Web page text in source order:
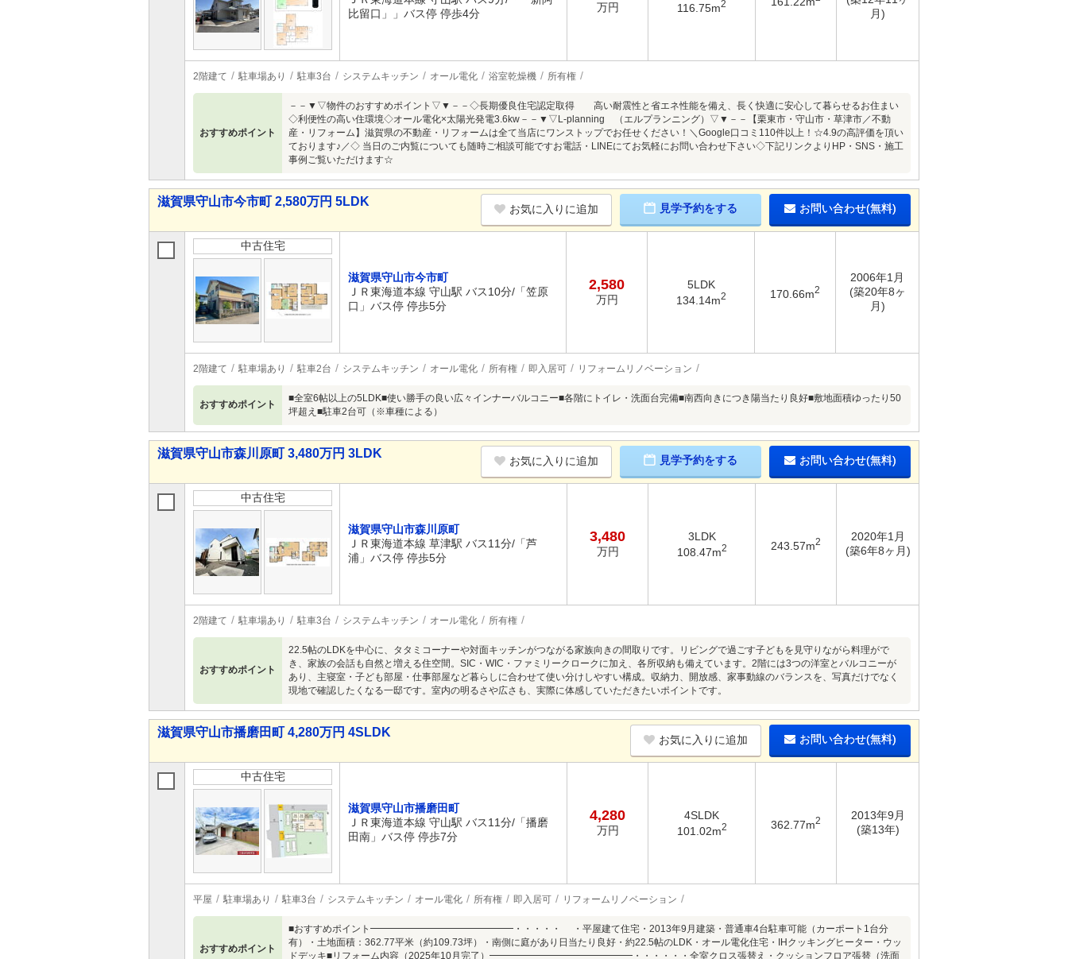
比留口」」バス停 停歩4分
万円
116.75m2
月)
2階建て 駐車場あり 駐車3台 システムキッチン オール電化 浴室乾燥機 所有権
おすすめポイント
－－▼▽物件のおすすめポイント▽▼－－◇長期優良住宅認定取得 高い耐震性と省エネ性能を備え、長く快適に安心して暮らせるお住まい
◇利便性の高い住環境◇オール電化×太陽光発電3.6kw－－▼▽L-planning （エルプランニング）▽▼－－【栗東市・守山市・草津市／不動
産・リフォーム】滋賀県の不動産・リフォームは全て当店にワンストップでお任せください！＼Google口コミ110件以上！☆4.9の高評価を頂い
ております♪／◇ 当日のご内覧についても随時ご相談可能ですお電話・LINEにてお気軽にお問い合わせ下さい◇下記リンクよりHP・SNS・施工
事例ご覧いただけます☆
滋賀県守山市今市町 2,580万円 5LDK
お気に入りに追加 見学予約をする お問い合わせ(無料)
中古住宅
滋賀県守山市今市町
ＪＲ東海道本線 守山駅 バス10分/「笠原
口」バス停 停歩5分
2,580
万円
5LDK
134.14m2 170.66m2
2006年1月
(築20年8ヶ
月)
2階建て 駐車場あり 駐車2台 システムキッチン オール電化 所有権 即入居可 リフォームリノベーション
おすすめポイント
■全室6帖以上の5LDK■使い勝手の良い広々インナーバルコニー■各階にトイレ・洗面台完備■南西向きにつき陽当たり良好■敷地面積ゆったり50
坪超え■駐車2台可（※車種による）
滋賀県守山市森川原町 3,480万円 3LDK
お気に入りに追加 見学予約をする お問い合わせ(無料)
中古住宅
滋賀県守山市森川原町
ＪＲ東海道本線 草津駅 バス11分/「芦
浦」バス停 停歩5分
3,480
万円
3LDK
108.47m2 243.57m2
2020年1月
(築6年8ヶ月)
2階建て 駐車場あり 駐車3台 システムキッチン オール電化 所有権
おすすめポイント
22.5帖のLDKを中心に、タタミコーナーや対面キッチンがつながる家族向きの間取りです。リビングで過ごす子どもを見守りながら料理がで
き、家族の会話も自然と増える住空間。SIC・WIC・ファミリークロークに加え、各所収納も備えています。2階には3つの洋室とバルコニーが
あり、主寝室・子ども部屋・仕事部屋など暮らしに合わせて使い分けしやすい構成。収納力、開放感、家事動線のバランスを、写真だけでなく
現地で確認したくなる一邸です。室内の明るさや広さも、実際に体感していただきたいポイントです。
滋賀県守山市播磨田町 4,280万円 4SLDK
お気に入りに追加 お問い合わせ(無料)
中古住宅
滋賀県守山市播磨田町
ＪＲ東海道本線 守山駅 バス11分/「播磨
田南」バス停 停歩7分
4,280
万円
4SLDK
101.02m2 362.77m2
2013年9月
(築13年)
平屋 駐車場あり 駐車3台 システムキッチン オール電化 所有権 即入居可 リフォームリノベーション
おすすめポイント
■おすすめポイント━━━━━━━━━━━━━━━・・・・・ ・平屋建て住宅・2013年9月建築・普通車4台駐車可能（カーポート1台分
有）・土地面積：362.77平米（約109.73坪）・南側に庭があり日当たり良好・約22.5帖のLDK・オール電化住宅・IHクッキングヒーター・ウッ
ドデッキ■リフォーム内容（2025年10月完了）━━━━━━━━━━━━━━━・・・・・・全室クロス張替え・クッションフロア張替（洗面